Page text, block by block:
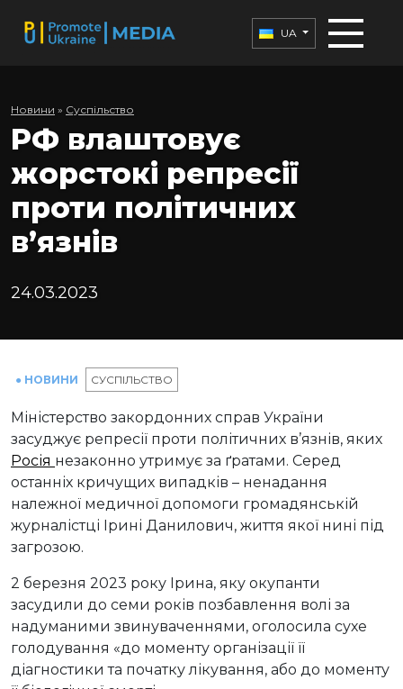
UA
Новини » Суспільство
РФ влаштовує
жорстокі репресії
проти політичних
в’язнів
24.03.2023
● НОВИНИ СУСПІЛЬСТВО
Міністерство закордонних справ України
засуджує репресії проти політичних в’язнів, яких
Росія незаконно утримує за ґратами. Серед
останніх кричущих випадків – ненадання
належної медичної допомоги громадянській
журналістці Ірині Данилович, життя якої нині під
загрозою.
2 березня 2023 року Ірина, яку окупанти
засудили до семи років позбавлення волі за
надуманими звинуваченнями, оголосила сухе
голодування «до моменту організації її
діагностики та початку лікування, або до моменту